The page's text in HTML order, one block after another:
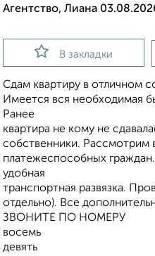
Агентство, Лиана
В закладки
Сдам квартиру в отличном
Имеется вся необходимая
Ранее
квартира не кому не
собственники. Рассмотрим
платежеспособных
удобная
транспортная развязка.
отдельно). Все
ЗВОНИТЕ ПО НОМЕРУ
восемь
девять